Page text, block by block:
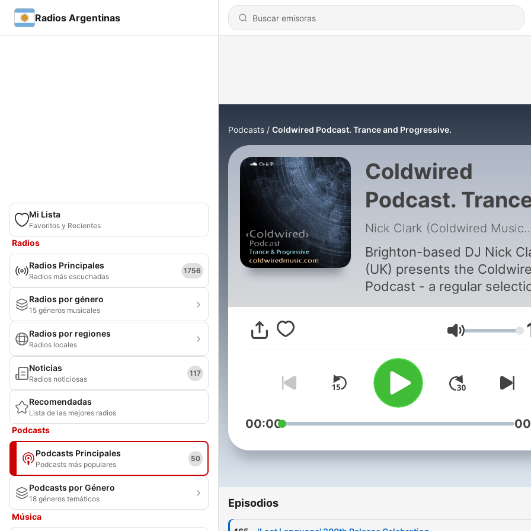
Radios Argentinas
Mi Lista
Favoritos y Recientes
Radios
Radios Principales
Radios más escuchadas
1756
Radios por género
15 géneros musicales
Radios por regiones
Radios locales
Noticias
Radios noticiosas
117
Recomendadas
Lista de las mejores radios
Podcasts
Podcasts Principales
Podcasts más populares
50
Podcasts por Género
18 géneros temáticos
Música
Podcasts Coldwired Podcast. Trance and Progressive.
Coldwired
Podcast.
and
Nick Clark
Brighton-based DJ Nick
(UK) presents the
Podcast - a regular
of the latest trance and
progressive releases,
alongside alternative,
experimental and archive
Volumen
00:00
Episodios